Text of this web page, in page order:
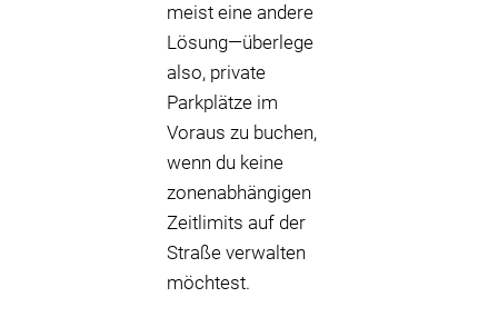
meist eine andere
Lösung—überlege
also, private
Parkplätze im
Voraus zu buchen,
wenn du keine
zonenabhängigen
Zeitlimits auf der
Straße verwalten
möchtest.